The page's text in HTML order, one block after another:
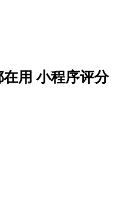
用 小程序评分